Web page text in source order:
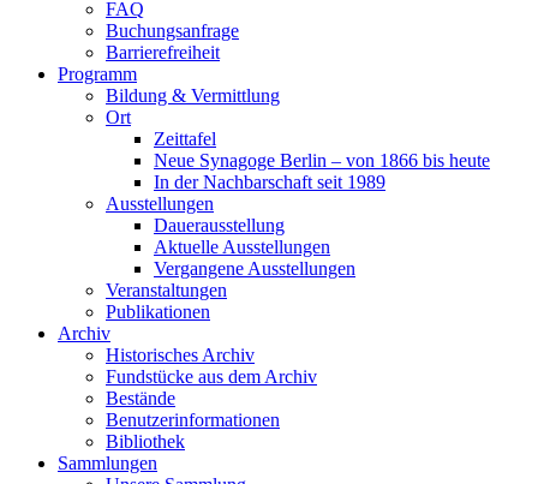
FAQ
Buchungsanfrage
Barrierefreiheit
Programm
Bildung & Vermittlung
Ort
Zeittafel
Neue Synagoge Berlin – von 1866 bis heute
In der Nachbarschaft seit 1989
Ausstellungen
Dauerausstellung
Aktuelle Ausstellungen
Vergangene Ausstellungen
Veranstaltungen
Publikationen
Archiv
Historisches Archiv
Fundstücke aus dem Archiv
Bestände
Benutzerinformationen
Bibliothek
Sammlungen